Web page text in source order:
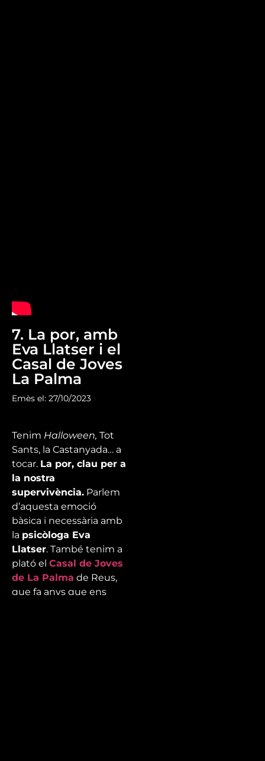
7. La por, amb
Eva Llatser i el
Casal de Joves
La Palma
Emès el: 27/10/2023
Tenim Halloween, Tot
Sants, la Castanyada… a
tocar. La por, clau per a
la nostra
supervivència. Parlem
d’aquesta emoció
bàsica i necessària amb
la psicòloga Eva
Llatser. També tenim a
plató el Casal de Joves
de La Palma de Reus,
que fa anys que ens